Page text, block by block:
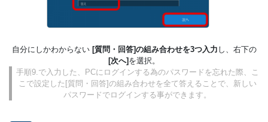
自分にしかわからない [質問・回答]の組み合わせを3つ入力 し、右下の
[次へ] を選択。
手順9.で入力した、PCにログインする為のパスワードを忘れた際、こ
こで設定した[質問・回答]の組み合わせを全て答えることで、新しい
パスワードでログインする事ができます。